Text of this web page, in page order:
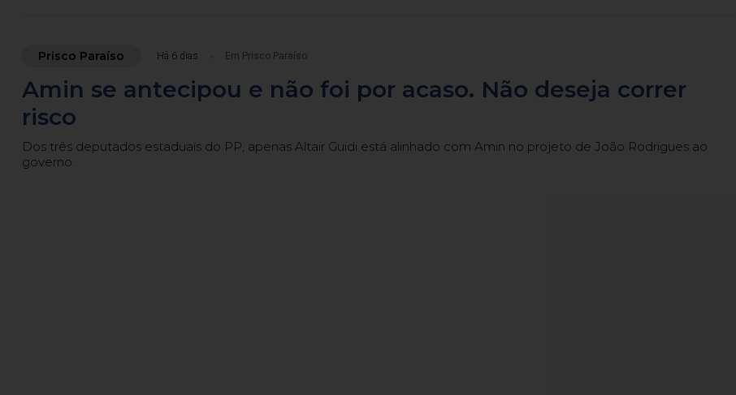
Prisco Paraíso Há 6 dias Em Prisco Paraíso
Amin se antecipou e não foi por acaso. Não deseja correr
risco
Dos três deputados estaduais do PP, apenas Altair Guidi está alinhado com Amin no projeto de João Rodrigues ao
governo.